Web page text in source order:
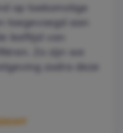
op toekomstige
toegevoegd aan
leeftijd van
Zo zijn we
zodra deze